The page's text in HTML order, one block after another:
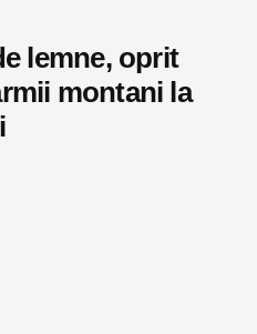
lemne, oprit
montani la